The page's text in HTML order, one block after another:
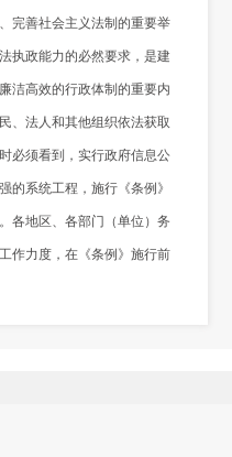
完善社会主义法制的重要举
执政能力的必然要求，是建
洁高效的行政体制的重要内
、法人和其他组织依法获取
必须看到，实行政府信息公
的系统工程，施行《条例》
各地区、各部门（单位）务
作力度，在《条例》施行前